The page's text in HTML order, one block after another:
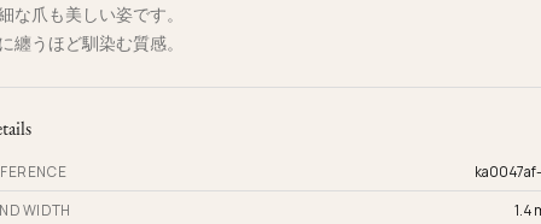
な爪も美しい姿です。
纏うほど馴染む質感。
WIDTH 1.4